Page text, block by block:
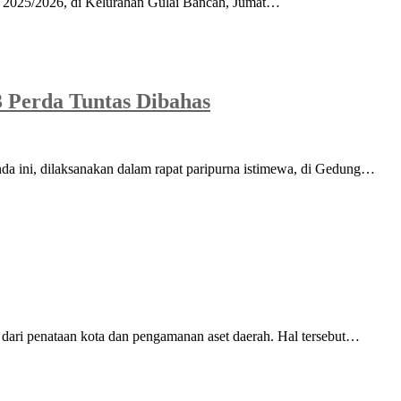
Tuntas Dibahas
ini, dilaksanakan dalam rapat paripurna istimewa, di Gedung…
penataan kota dan pengamanan aset daerah. Hal tersebut…